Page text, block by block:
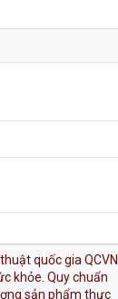
quốc gia QCVN
khỏe. Quy chuẩn
sản phẩm thực